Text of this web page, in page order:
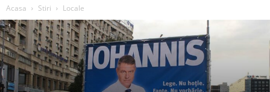
Acasa Stiri Locale